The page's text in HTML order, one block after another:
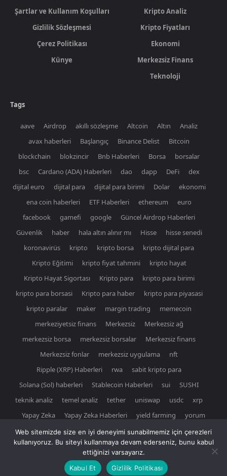
Şartlar ve Kullanım Koşulları
Gizlilik Sözleşmesi
Çerez Politikası
Künye
Kripto Analiz
Kripto Fiyatları
Ekonomi
Merkezsiz Finans
Teknoloji
Tags
aave Airdrop akıllı sözleşme Altcoin Altın
Analiz
avax haberleri
Başlangıç Binance Delist
Bitcoin
blockchain
blokzincir Bnb Haberleri Borsa
borsalar
bsc
Cardano (ADA) Haberleri dao dapp DeFi
dex
dijital euro
dijital para dijital para birimi Dolar
ekonomi
ena coin haberleri
ETF Haberleri ethereum
euro
facebook
gamefi google
Güncel Airdrop Haberleri
Güvenlik
haber hala altın alınır mı Hisse
hisse senedi
koronavirüs
kripto kripto borsa
kripto dijital para
Kripto Eğitimi
kripto fiyat tahmini
kripto hayat
Kripto Hayat Sigortası
Kripto para
kripto para birimi
kripto para borsasi
Kripto para haber
kripto para piyasasi
kripto paralar
maker margin trading
memecoin
merkeziyetsiz finans
Merkezsiz
Merkezsiz ağ
merkezsiz borsa
merkezsiz borsalar
Merkezsiz finans
Merkezsiz fonlar
merkezsiz uygulama
nft
Ripple (XRP) Haberleri
rwa
sabit kripto para
Solana (Sol) haberleri
Stablecoin Haberleri sui
SUSHI
teknik analiz
temel analiz tether uniswap usdc
xrp
Yapay Zeka
Yapay Zeka Haberleri yield farming yorum
© Newspaper WordPress Theme by TagDiv
Web sitemizde size en iyi deneyimi sunabilmemiz için çerezleri
kullanıyoruz. Bu siteyi kullanmaya devam ederseniz, bunu kabul
ettiğinizi varsayarız.
Kabul Et
Gizlilik Politikası